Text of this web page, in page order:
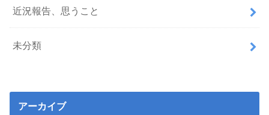
近況報告、思うこと
未分類
アーカイブ